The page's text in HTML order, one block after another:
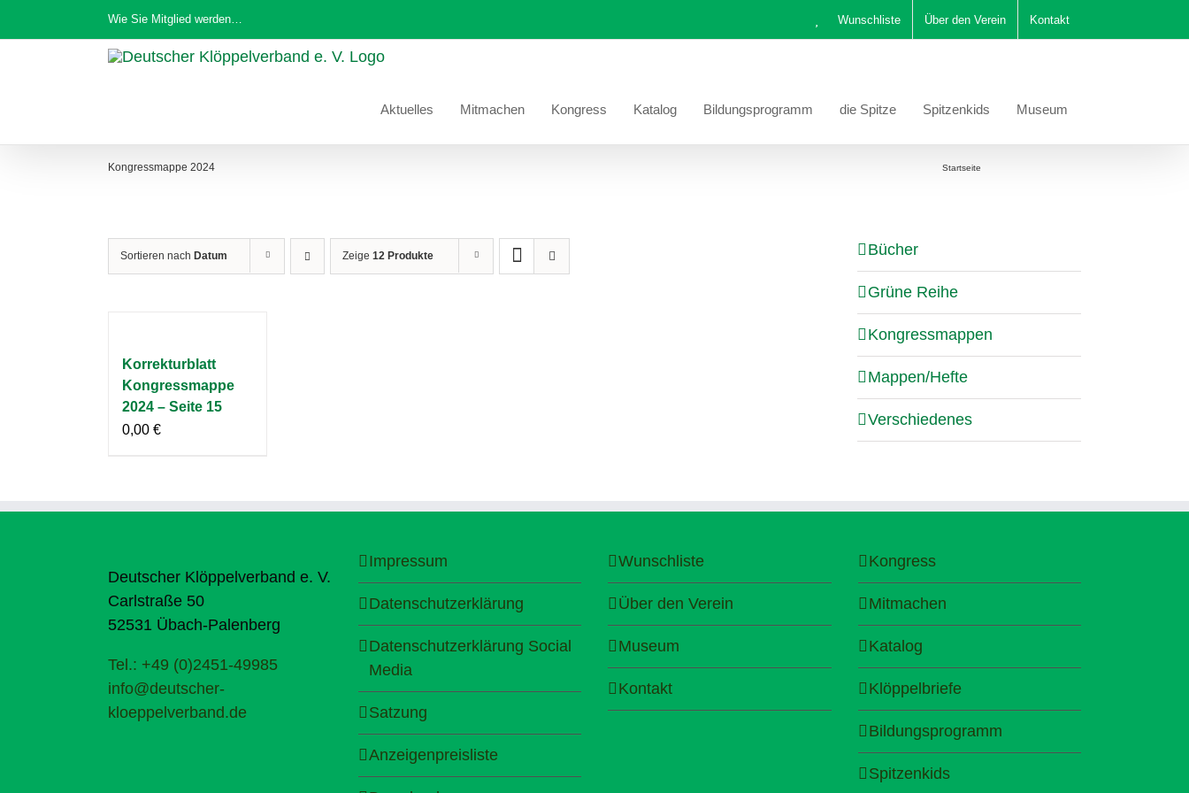
Inhalt
Wie Sie Mitglied werden… Wunschliste Über den Verein Kontakt
Aktuelles Mitmachen Kongress Katalog Bildungsprogramm die Spitze Spitzenkids Museum
Kongressmappe 2024 Startseite
Sortieren nach Datum Zeige 12 Produkte
Korrekturblatt
Kongressmappe
2024 – Seite 15
0,00 €
Bücher
Grüne Reihe
Kongressmappen
Mappen/Hefte
Verschiedenes
Deutscher Klöppelverband e. V.
Carlstraße 50
52531 Übach-Palenberg
Tel.: +49 (0)2451-49985
info@deutscher-
kloeppelverband.de
Impressum
Datenschutzerklärung
Datenschutzerklärung Social
Media
Satzung
Anzeigenpreisliste
Wunschliste
Über den Verein
Museum
Kontakt
Kongress
Mitmachen
Katalog
Klöppelbriefe
Bildungsprogramm
Spitzenkids